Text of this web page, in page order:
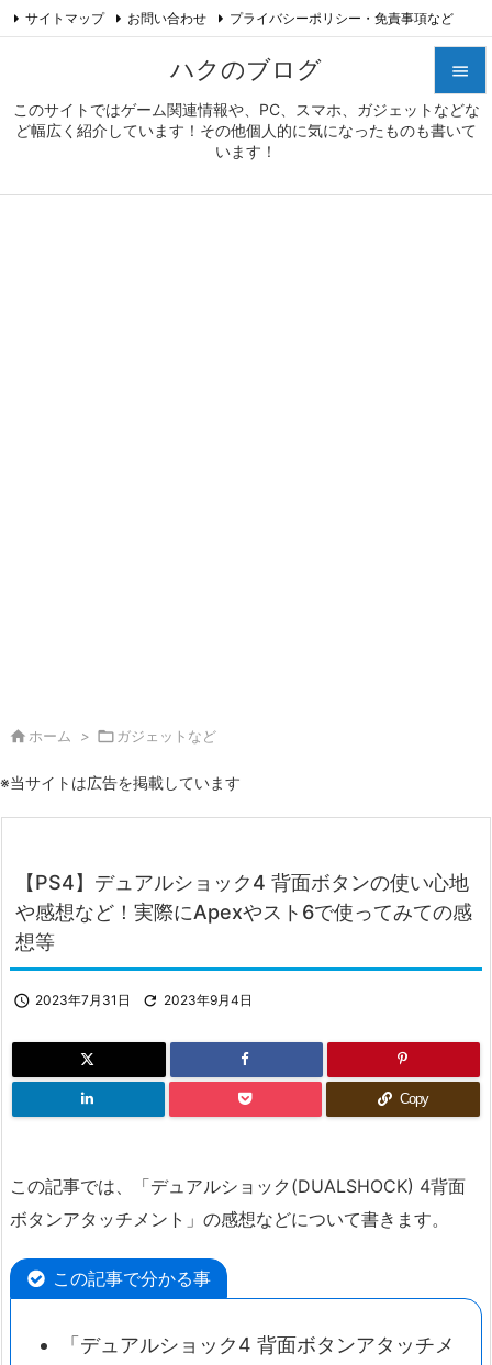
ハクのブログ
このサイトではゲーム関連情報や、PC、スマホ、ガジェットなどな
ど幅広く紹介しています！その他個人的に気になったものも書いて
います！


メニュ
サイド
サイトマップ お問い合わせ プライバシーポリシー・免責事項など
 ホーム >  ガジェットなど
※当サイトは広告を掲載しています
【PS4】デュアルショック4 背面ボタンの使い心地
や感想など！実際にApexやスト6で使ってみての感
想等
 2023年7月31日  2023年9月4日
Copy
この記事では、「デュアルショック(DUALSHOCK) 4背面
ボタンアタッチメント」の感想などについて書きます。
この記事で分かる事
「デュアルショック4 背面ボタンアタッチメ